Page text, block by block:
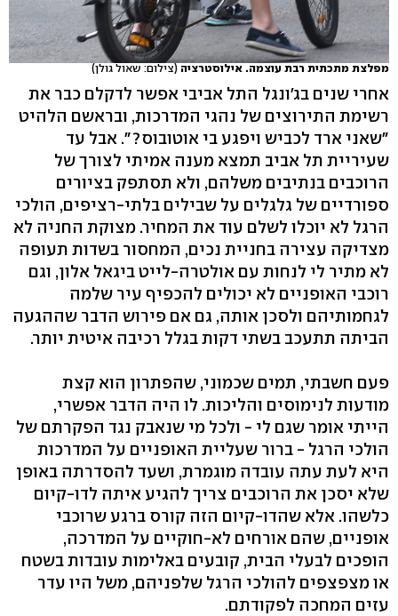
מפלצת מתכתית רבת עוצמה. אילוסטרציה(צילום: שאול גולן)
אחרי שנים בג'ונגל התל אביבי אפשר לדקלם כבר את
רשימת התירוצים של נהגי המדרכות, ובראשם הלהיט
"שאני ארד לכביש ויפגע בי אוטובוס?". אבל עד
שעיריית תל אביב תמצא מענה אמיתי לצורך של
הרוכבים בנתיבים משלהם, ולא תסתפק בציורים
ספורדיים של גלגלים על שבילים בלתי-רציפים, הולכי
הרגל לא יוכלו לשלם עוד את המחיר. מצוקת החניה לא
מצדיקה עצירה בחניית נכים, המחסור בשדות תעופה
לא מתיר לי לנחות עם אולטרה-לייט ביגאל אלון, וגם
רוכבי האופניים לא יכולים להכפיף עיר שלמה
לגחמותיהם ולסכן אותה, גם אם פירוש הדבר שההגעה
הביתה תתעכב בשתי דקות בגלל רכיבה איטית יותר.
פעם חשבתי, תמים שכמוני, שהפתרון הוא קצת
מודעות לנימוסים והליכות. לו היה הדבר אפשרי,
הייתי אומר שגם לי - ולכל מי שנאבק נגד הפקרתם של
הולכי הרגל - ברור שעליית האופניים על המדרכות
היא לעת עתה עובדה מוגמרת, ושעד להסדרתה באופן
שלא יסכן את הרוכבים צריך להגיע איתה לדו-קיום
כלשהו. אלא שהדו-קיום הזה קורס ברגע שרוכבי
אופניים, שהם אורחים לא-חוקיים על המדרכה,
הופכים לבעלי הבית, קובעים באלימות עובדות בשטח
או מצפצפים להולכי הרגל שלפניהם, משל היו עדר
עזים המחכה לפקודתם.